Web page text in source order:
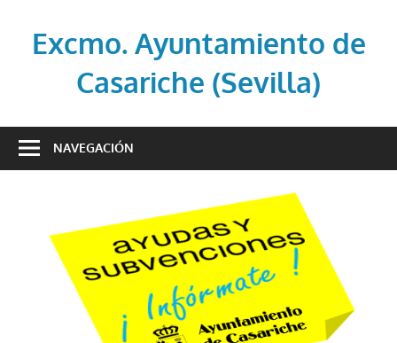
contenidoExcmo. Ayuntamiento de
Casariche (Sevilla)
oficial
Casariche
(Sevilla)
NAVEGACIÓN